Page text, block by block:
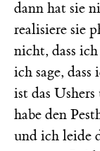
dann hat sie
realisiere sie
nicht, dass
ich sage,
ist das
habe den
und ich leide